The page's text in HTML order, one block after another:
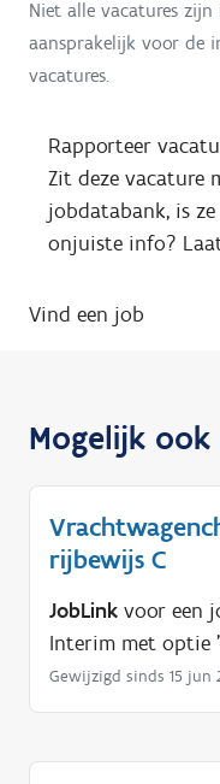
Niet alle vacatures zijn
aansprakelijk voor de
vacatures.
Rapporteer
Zit deze vacature
jobdatabank, is
onjuiste info?
Vind een job
Mogelijk
rijbewijs C
JobLink voor een
Interim met optie
Gewijzigd sinds 15 jun